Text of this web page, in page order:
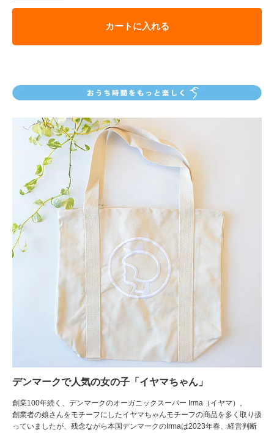
カートに入れる
デンマークで人気の女の子「イヤマちゃん」
創業100年続く、デンマークのオーガニックスーパー Irma（イヤマ）。
創業者の娘さんをモチーフにしたイヤマちゃんモチーフの商品を多く取り扱
っていましたが、残念ながら本国デンマークのIrmaは2023年春、経営判断